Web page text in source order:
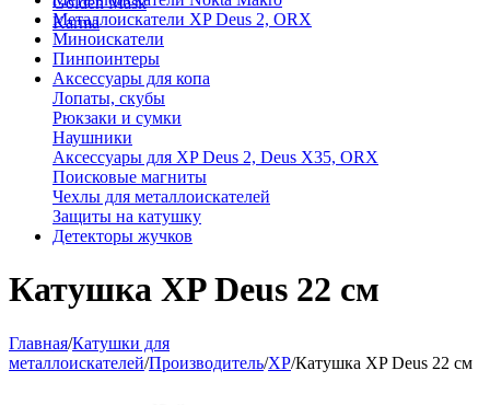
Karma
Металлоискатели XP Deus 2, ORX
Миноискатели
Пинпоинтеры
Аксессуары для копа
Лопаты, скубы
Рюкзаки и сумки
Наушники
Аксессуары для XP Deus 2, Deus X35, ORX
Поисковые магниты
Чехлы для металлоискателей
Защиты на катушку
Детекторы жучков
Катушка XP Deus 22 см
Главная/Катушки для
металлоискателей/Производитель/XP/Катушка XP Deus 22 см